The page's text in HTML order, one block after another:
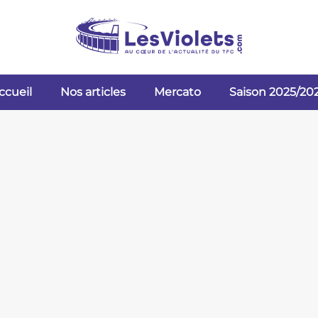
Nos articles Mercato Saison 2025/